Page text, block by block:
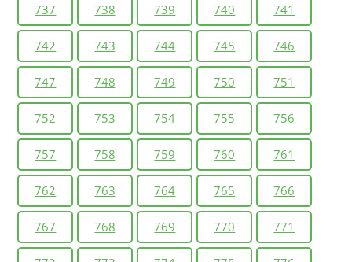
737 738 739 740 741
742 743 744 745 746
747 748 749 750 751
752 753 754 755 756
757 758 759 760 761
762 763 764 765 766
767 768 769 770 771